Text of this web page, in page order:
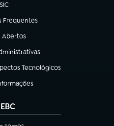
SIC
(abre em nova aba)
Frequentes
aba)
Abertos
nova aba)
aba)
Tecnológicos
nova aba)